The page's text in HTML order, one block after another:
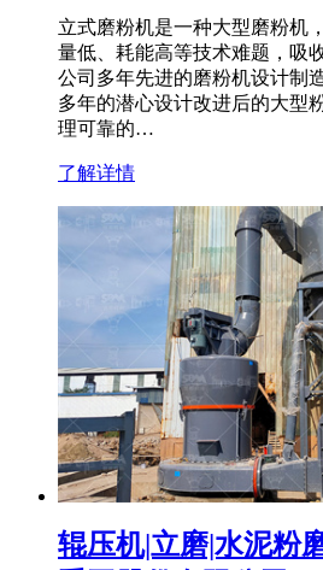
立式磨粉机是一种大型磨粉机
量低、耗能高等技术难题，吸
公司多年先进的磨粉机设计制
多年的潜心设计改进后的大型
理可靠的…
了解详情
辊压机|立磨|水泥粉